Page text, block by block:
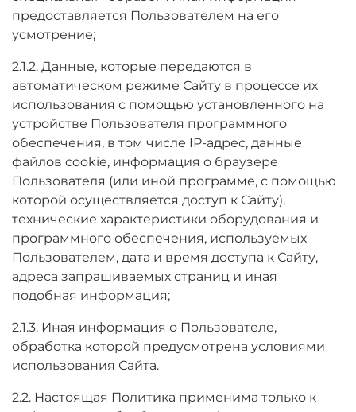
предоставляется Пользователем на его
усмотрение;
2.1.2. Данные, которые передаются в
автоматическом режиме Сайту в процессе их
использования с помощью установленного на
устройстве Пользователя программного
обеспечения, в том числе IP-адрес, данные
файлов cookie, информация о браузере
Пользователя (или иной программе, с помощью
которой осуществляется доступ к Сайту),
технические характеристики оборудования и
программного обеспечения, используемых
Пользователем, дата и время доступа к Сайту,
адреса запрашиваемых страниц и иная
подобная информация;
2.1.3. Иная информация о Пользователе,
обработка которой предусмотрена условиями
использования Сайта.
2.2. Настоящая Политика применима только к